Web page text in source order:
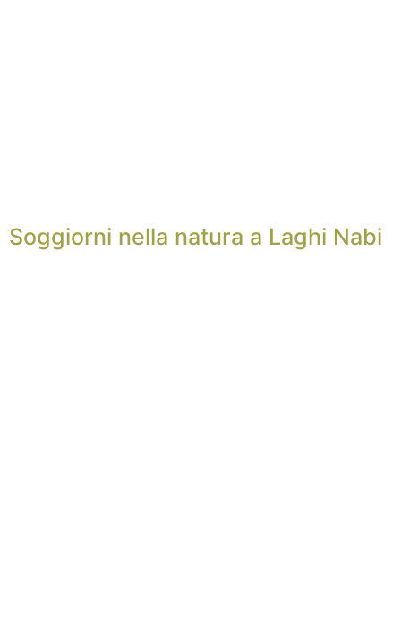
Soggiorni nella natura a Laghi Nabi